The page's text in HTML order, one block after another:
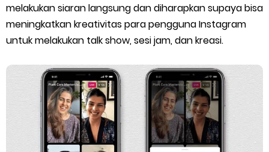
Batas Saldo Untuk Akun Gopay Biasa dan Upgrade
Cara Mudah Melihat QR dan Barcode Shopeepay
Enroute Drop: Arti dan Penjelasan Resi Gosend
Cara Transfer Gopay ke Shopeepay Tanpa Potongan
Cara Ping Server Shopee Food 2022
melakukan siaran langsung dan diharapkan supaya bisa
meningkatkan kreativitas para pengguna Instagram
untuk melakukan talk show, sesi jam, dan kreasi.